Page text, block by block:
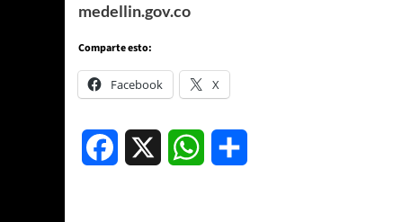
medellin.gov.co
Comparte esto:
Facebook X
Facebook WhatsApp